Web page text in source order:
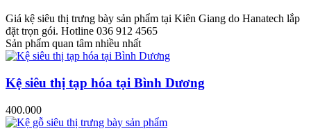
Giá kệ siêu thị trưng bày sản phẩm tại Kiên Giang do Hanatech lắp
đặt trọn gói. Hotline 036 912 4565
Sản phẩm quan tâm nhiều nhất
Kệ siêu thị tạp hóa tại Bình Dương
400.000